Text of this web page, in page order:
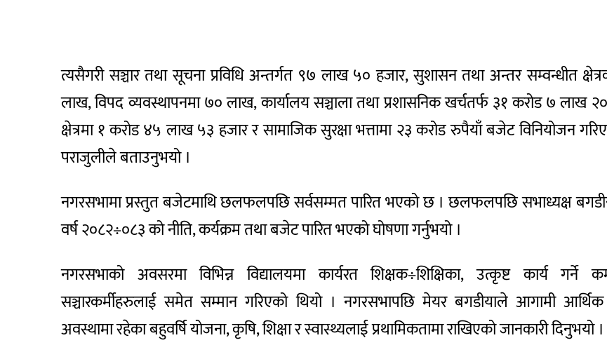
त्यसैगरी सञ्चार तथा सूचना प्रविधि अन्तर्गत ९७ लाख ५० हजार, सुशासन तथा अन्तर सम्वन्धीत
लाख, विपद व्यवस्थापनमा ७० लाख, कार्यालय सञ्चाला तथा प्रशासनिक खर्चतर्फ ३१ करोड ७ लाख
क्षेत्रमा १ करोड ४५ लाख ५३ हजार र सामाजिक सुरक्षा भत्तामा २३ करोड रुपैयाँ बजेट विनियोजन
पराजुलीले बताउनुभयो ।
नगरसभामा प्रस्तुत बजेटमाथि छलफलपछि सर्वसम्मत पारित भएको छ । छलफलपछि सभाध्यक्ष
वर्ष २०८२÷०८३ को नीति, कर्यक्रम तथा बजेट पारित भएको घोषणा गर्नुभयो ।
नगरसभाको अवसरमा विभिन्न विद्यालयमा कार्यरत शिक्षक÷शिक्षिका, उत्कृष्ट कार्य गर्ने
सञ्चारकर्मीहरुलाई समेत सम्मान गरिएको थियो । नगरसभापछि मेयर बगडीयाले आगामी
अवस्थामा रहेका बहुवर्षि योजना, कृषि, शिक्षा र स्वास्थ्यलाई प्रथामिकतामा राखिएको जानकारी दिनुभयो ।